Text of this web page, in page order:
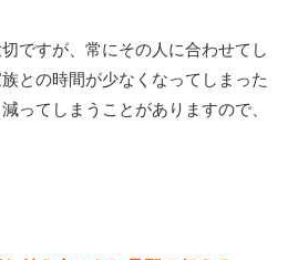
ですが、常にその人に合わせてし
との時間が少なくなってしまった
ってしまうことがありますので、